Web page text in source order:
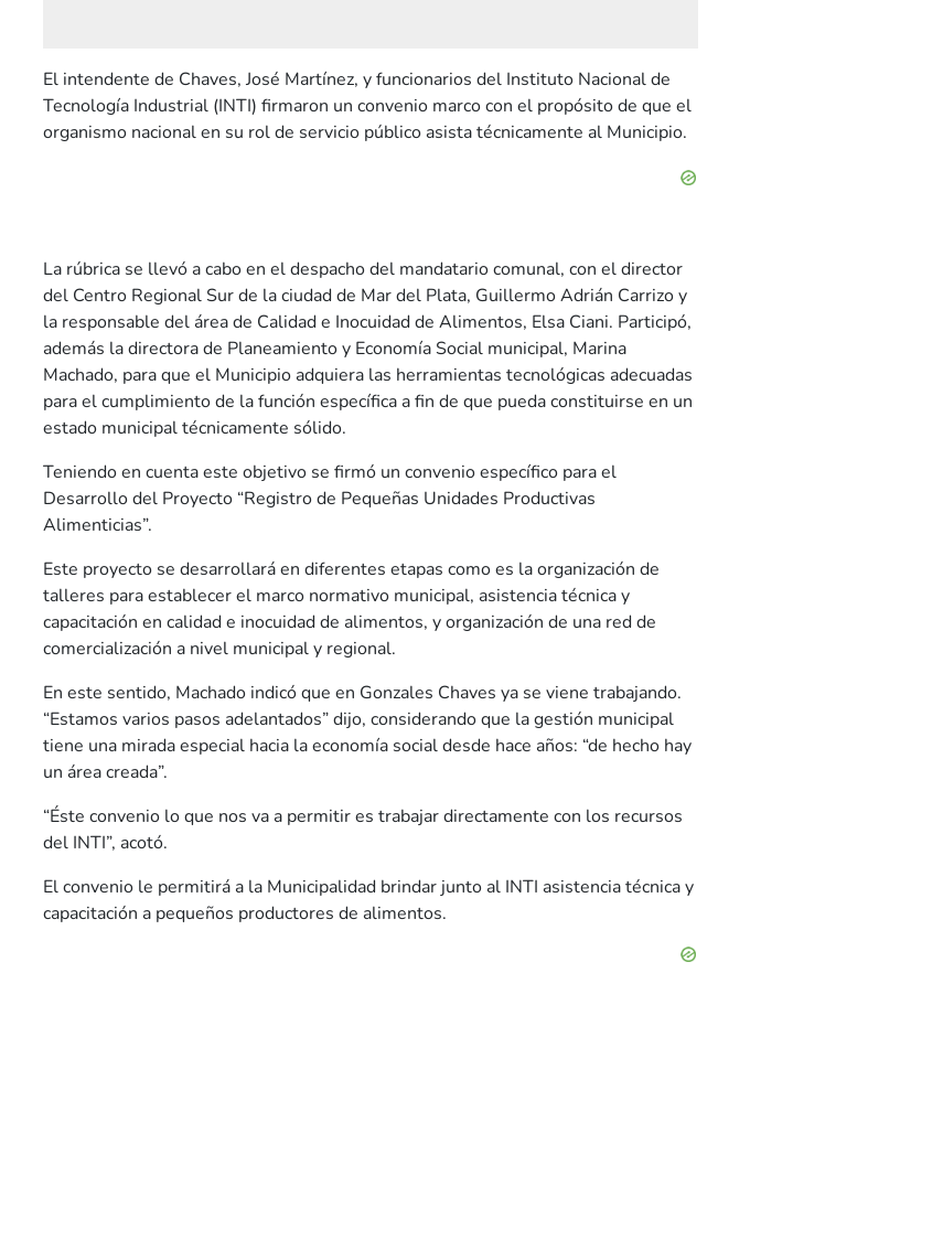
El intendente de Chaves, José Martínez, y funcionarios del Instituto Nacional de
Tecnología Industrial (INTI) firmaron un convenio marco con el propósito de que el
organismo nacional en su rol de servicio público asista técnicamente al Municipio.
La rúbrica se llevó a cabo en el despacho del mandatario comunal, con el director
del Centro Regional Sur de la ciudad de Mar del Plata, Guillermo Adrián Carrizo y
la responsable del área de Calidad e Inocuidad de Alimentos, Elsa Ciani. Participó,
además la directora de Planeamiento y Economía Social municipal, Marina
Machado, para que el Municipio adquiera las herramientas tecnológicas adecuadas
para el cumplimiento de la función específica a fin de que pueda constituirse en un
estado municipal técnicamente sólido.
Teniendo en cuenta este objetivo se firmó un convenio específico para el
Desarrollo del Proyecto “Registro de Pequeñas Unidades Productivas
Alimenticias”.
Este proyecto se desarrollará en diferentes etapas como es la organización de
talleres para establecer el marco normativo municipal, asistencia técnica y
capacitación en calidad e inocuidad de alimentos, y organización de una red de
comercialización a nivel municipal y regional.
En este sentido, Machado indicó que en Gonzales Chaves ya se viene trabajando.
“Estamos varios pasos adelantados” dijo, considerando que la gestión municipal
tiene una mirada especial hacia la economía social desde hace años: “de hecho hay
un área creada”.
“Éste convenio lo que nos va a permitir es trabajar directamente con los recursos
del INTI”, acotó.
El convenio le permitirá a la Municipalidad brindar junto al INTI asistencia técnica y
capacitación a pequeños productores de alimentos.